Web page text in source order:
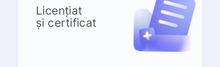
Licențiat
și certificat